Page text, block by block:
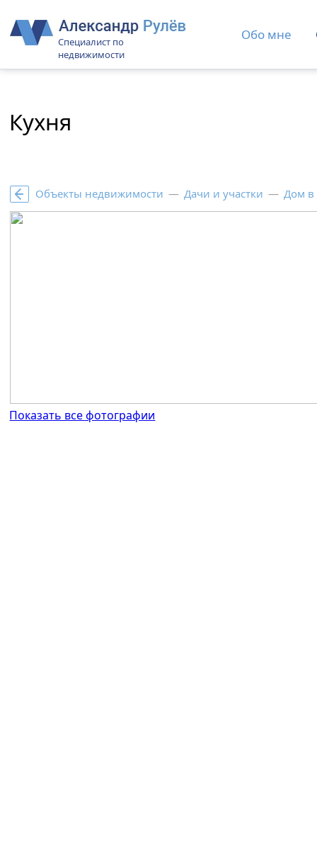
Специалист по
недвижимости
Обо мне
Кухня
Объекты недвижимости — Дачи и участки — Дом в
Показать все фотографии